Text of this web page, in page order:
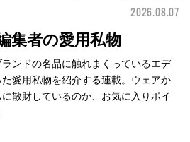
2026.08.07
集者の愛用私物
ンドの名品に触れまくっているエデ
愛用私物を紹介する連載。ウェアか
散財しているのか、お気に入りポイ